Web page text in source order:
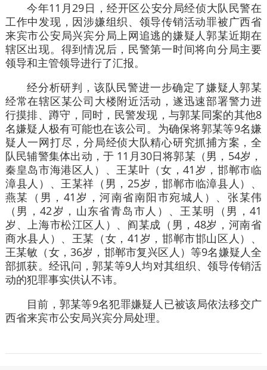
今年11月29日，经开区公安分局经侦大队民警在
工作中发现，因涉嫌组织、领导传销活动罪被广西省
来宾市公安局兴宾分局上网追逃的嫌疑人郭某近期在
辖区出现。得到情况后，民警第一时间将向分局主要
领导和主管领导进行了汇报。
经分析研判，该队民警进一步确定了嫌疑人郭某
经常在辖区某公司大楼附近活动，遂迅速部署警力进
行摸排、蹲守，同时，民警发现，与郭某同案的其他8
名嫌疑人极有可能也在该公司。为确保将郭某等9名嫌
疑人一网打尽，分局经侦大队精心研究抓捕方案，全
队民辅警集体出动，于 11月30日将郭某（男，54岁，
秦皇岛市海港区人）、王某叶（女，41岁，邯郸市临
漳县人）、王某祥（男，25岁，邯郸市临漳县人）、
燕某（男，41岁，河南省南阳市宛城人）、张某伟
（男，42岁，山东省青岛市人）、王某明（男，41
岁、上海市松江区人）、阎某成（男，48岁，河南省
商水县人）、王某（女，41岁，邯郸市邯山区人）、
王某敏（女，36岁，邯郸市复兴区人）等9名嫌疑人全
部抓获。经讯问，郭某等9人均对其组织、领导传销活
动的犯罪事实供认不讳。
目前，郭某等9名犯罪嫌疑人已被该局依法移交广
西省来宾市公安局兴宾分局处理。